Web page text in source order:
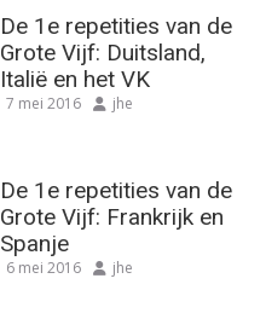
De 1e repetities van de
Grote Vijf: Duitsland,
Italië en het VK
7 mei 2016 jhe
De 1e repetities van de
Grote Vijf: Frankrijk en
Spanje
6 mei 2016 jhe